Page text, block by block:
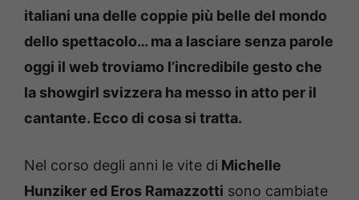
italiani una delle coppie più belle del mondo
dello spettacolo… ma a lasciare senza parole
oggi il web troviamo l’incredibile gesto che
la showgirl svizzera ha messo in atto per il
cantante. Ecco di cosa si tratta.
Nel corso degli anni le vite di Michelle
Hunziker ed Eros Ramazzotti sono cambiate